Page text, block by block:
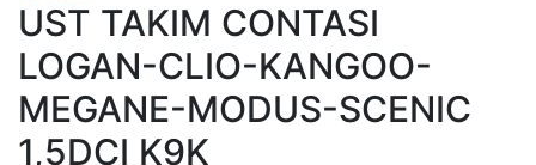
UST TAKIM CONTASI
LOGAN-CLIO-KANGOO-
MEGANE-MODUS-SCENIC
1,5DCI K9K